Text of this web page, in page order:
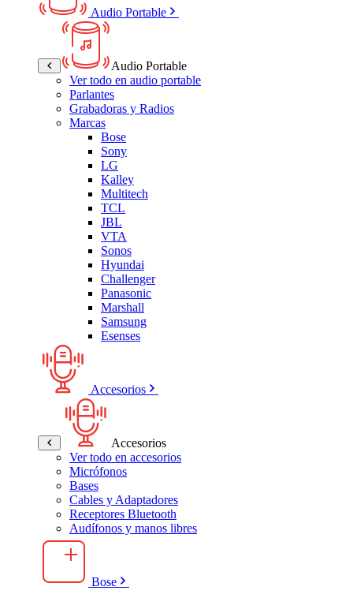
Audio Portable
Audio Portable
Ver todo en audio portable
Parlantes
Grabadoras y Radios
Marcas
Bose
Sony
LG
Kalley
Multitech
TCL
JBL
VTA
Sonos
Hyundai
Challenger
Panasonic
Marshall
Samsung
Esenses
Accesorios
Accesorios
Ver todo en accesorios
Micrófonos
Bases
Cables y Adaptadores
Receptores Bluetooth
Audífonos y manos libres
Bose